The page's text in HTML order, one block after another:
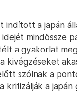
indított a japán
mindössze
a gyakorlat
kivégzéseket
szólnak a
kritizálják a japán